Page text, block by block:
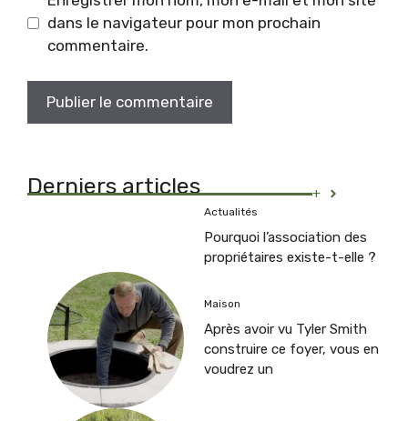
dans le navigateur pour mon prochain
commentaire.
Derniers articles +
Actualités
Pourquoi l’association des
propriétaires existe-t-elle ?
Maison
Après avoir vu Tyler Smith
construire ce foyer, vous en
voudrez un